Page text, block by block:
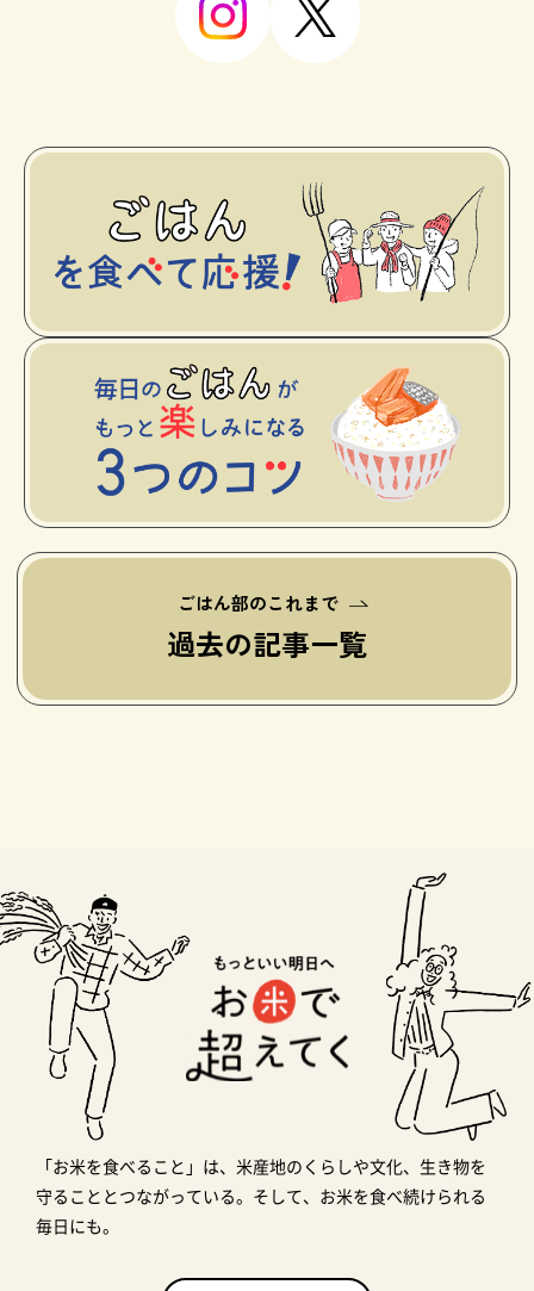
ごはん部のこれまで
過去の記事一覧
「お米を食べること」は、米産地のくらしや文化、生き物を
守ることとつながっている。そして、お米を食べ続けられる
毎日にも。